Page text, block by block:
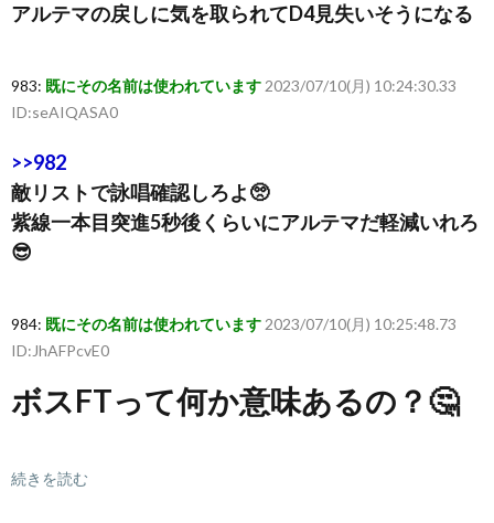
アルテマの戻しに気を取られてD4見失いそうになる
983: 既にその名前は使われています 2023/07/10(月) 10:24:30.33
ID:seAIQASA0
>>982
敵リストで詠唱確認しろよ🥺
紫線一本目突進5秒後くらいにアルテマだ軽減いれろ
😎
984: 既にその名前は使われています 2023/07/10(月) 10:25:48.73
ID:JhAFPcvE0
ボスFTって何か意味あるの？🤔
続きを読む